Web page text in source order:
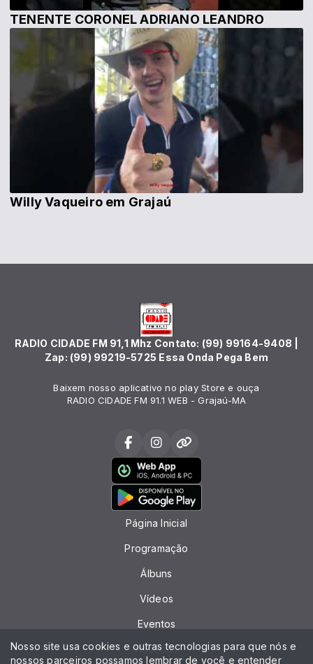
TENENTE CORONEL ADRIANO LEANDRO
Willy Vaqueiro em Grajaú
RADIO CIDADE FM 91,1 Mhz Contato: (99) 99164-9408 |
Zap: (99) 99219-5725 Essa Onda Pega Bem
Baixem nosso aplicativo no play Store e ouça
RADIO CIDADE FM 91.1 WEB - Grajaú-MA
Página Inicial
Programação
Álbuns
Vídeos
Eventos
Recados
Nosso site usa cookies e outras tecnologias para que nós e
nossos parceiros possamos lembrar de você e entender